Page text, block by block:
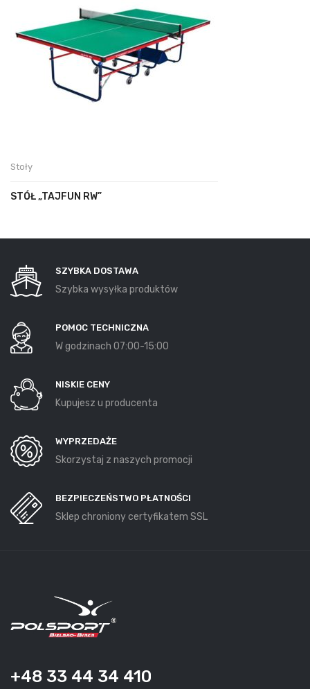
Stoły
STÓŁ „TAJFUN RW”
SZYBKA DOSTAWA
Szybka wysyłka produktów
POMOC TECHNICZNA
W godzinach 07:00-15:00
NISKIE CENY
Kupujesz u producenta
WYPRZEDAŻE
Skorzystaj z naszych promocji
BEZPIECZEŃSTWO PŁATNOŚCI
Sklep chroniony certyfikatem SSL
+48 33 44 34 410